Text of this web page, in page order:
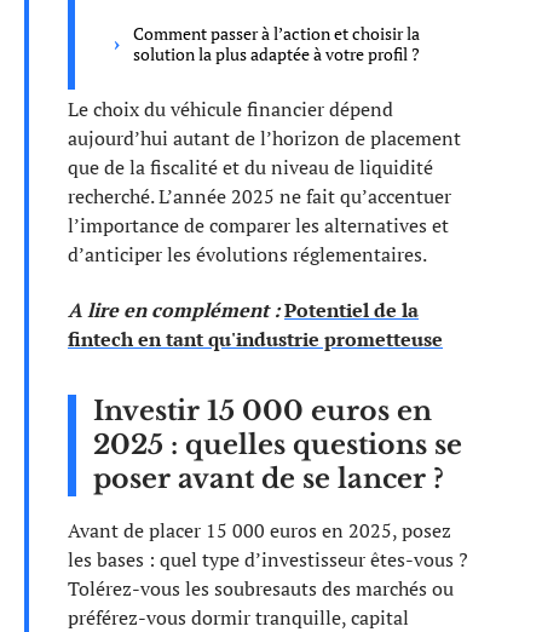
Comment passer à l’action et choisir la
solution la plus adaptée à votre profil ?
Le choix du véhicule financier dépend
aujourd’hui autant de l’horizon de placement
que de la fiscalité et du niveau de liquidité
recherché. L’année 2025 ne fait qu’accentuer
l’importance de comparer les alternatives et
d’anticiper les évolutions réglementaires.
A lire en complément :Potentiel de la
fintech en tant qu'industrie prometteuse
Investir 15 000 euros en
2025 : quelles questions se
poser avant de se lancer ?
Avant de placer 15 000 euros en 2025, posez
les bases : quel type d’investisseur êtes-vous ?
Tolérez-vous les soubresauts des marchés ou
préférez-vous dormir tranquille, capital